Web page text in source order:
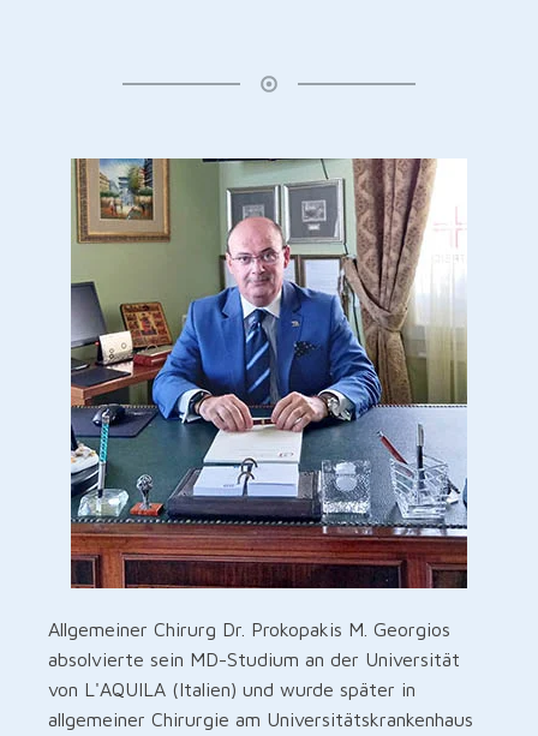
Allgemeiner Chirurg Dr. Prokopakis M. Georgios
absolvierte sein MD-Studium an der Universität
von L'AQUILA (Italien) und wurde später in
allgemeiner Chirurgie am Universitätskrankenhaus